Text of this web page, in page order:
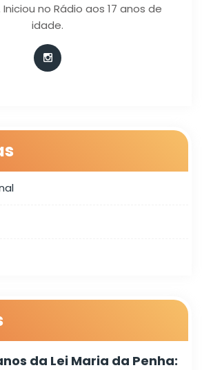
no Rádio aos 17 anos de
idade.
da Lei Maria da Penha: